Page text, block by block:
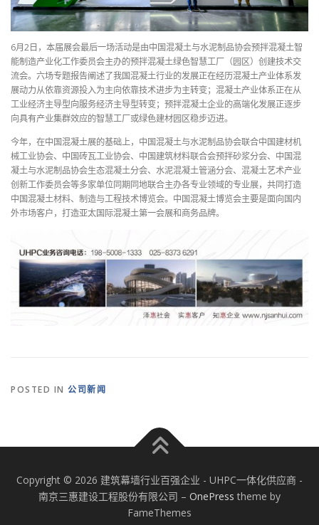
6月2日，本届展会最后一场活动是由中国混凝土与水泥制品协会预拌混凝土智
能制造产业化工作委员会主办的预拌混凝土绿色智慧工厂（园区）创建技术交
流会。六场专题报告阐述了我国混凝土行业的发展正在经历混凝土产业体系发
展动力从依靠资源投入为主向依靠技术进步为主转变；混凝土产业体系正在从
工业经济主导型向服务经济主导型转变；预拌混凝土企业的高端化发展正逐步
向具有产业集群效应的智慧工厂或绿色建材园区稳步迈进。
今年，在中国混凝土展的基础上，中国混凝土与水泥制品协会联合中国建材机
械工业协会、中国砖瓦工业协会、中国建筑材料联合会预拌砂浆分会、中国混
凝土与水泥制品协会生态混凝土分会、水泥混凝土管涵分会、混凝土艺术产业
创新工作委员会等多家单位同期同地联合主办各专业领域的专业展，共同打造
中国混凝土材料、制造与工程技术博览会。中国混凝土博览会主要是面向国内
外市场客户，打造亚太国际混凝土第一会展和商务品牌。
POSTED IN 公司新闻
Copyright © 2026 建筑幕墙行业百强企业 - UHPC一体化供应商 -
南京三惠建设工程股份有限公司 – OnePress theme by
FameThemes